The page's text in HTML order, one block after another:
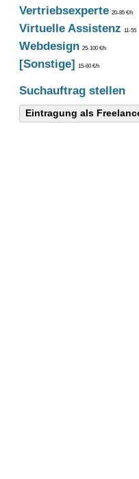
Vertriebsexperte20-85 €/h
Virtuelle Assistenz 11-55
Webdesign25-100 €/h
[Sonstige] 15-60 €/h
Suchauftrag stellen
Eintragung als